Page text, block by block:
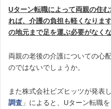
Uターン転職によって両親の住
れば、介護の負担も軽くなりま
の地元まで足を運ぶ必要がなくな
両親の老後の介護についての心
のではないでしょうか。
また株式会社ビズヒッツが発表
調査 」によると、Uターン転職